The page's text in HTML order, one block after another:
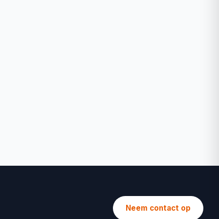
Neem contact op